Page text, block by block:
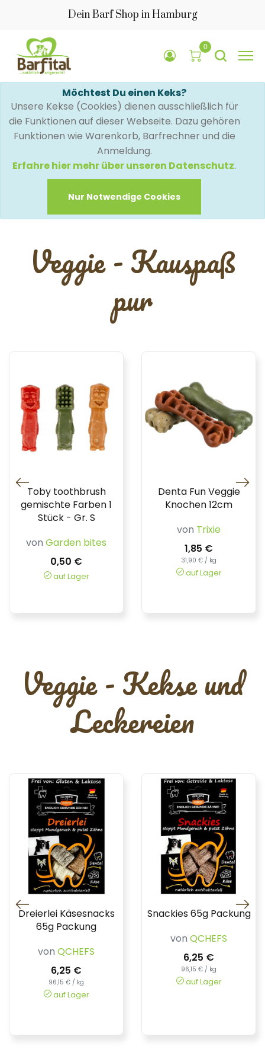
Dein Barf Shop in Hamburg
0
Möchtest Du einen Keks?
Unsere Kekse (Cookies) dienen ausschließlich für
die Funktionen auf dieser Webseite. Dazu gehören
Funktionen wie Warenkorb, Barfrechner und die
Anmeldung.
Erfahre hier mehr über unseren Datenschutz.
Nur Notwendige Cookies
Veggie - Kauspaß
pur
Toby toothbrush
gemischte Farben 1
Stück - Gr. S
von Garden bites
0,50 €
auf Lager
Denta Fun Veggie
Knochen 12cm
von Trixie
1,85 €
31,90 € / kg
auf Lager
Veggie - Kekse und
Leckereien
Dreierlei Käsesnacks
65g Packung
von QCHEFS
6,25 €
96,15 € / kg
auf Lager
Snackies 65g Packung
von QCHEFS
6,25 €
96,15 € / kg
auf Lager